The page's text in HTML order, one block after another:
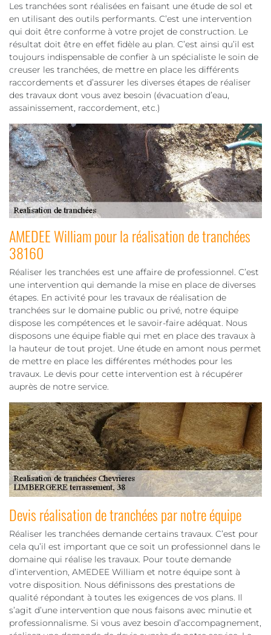
Les tranchées sont réalisées en faisant une étude de sol et
en utilisant des outils performants. C’est une intervention
qui doit être conforme à votre projet de construction. Le
résultat doit être en effet fidèle au plan. C’est ainsi qu’il est
toujours indispensable de confier à un spécialiste le soin de
creuser les tranchées, de mettre en place les différents
raccordements et d’assurer les diverses étapes de réaliser
des travaux dont vous avez besoin (évacuation d’eau,
assainissement, raccordement, etc.)
AMEDEE William pour la réalisation de tranchées
38160
Réaliser les tranchées est une affaire de professionnel. C’est
une intervention qui demande la mise en place de diverses
étapes. En activité pour les travaux de réalisation de
tranchées sur le domaine public ou privé, notre équipe
dispose les compétences et le savoir-faire adéquat. Nous
disposons une équipe fiable qui met en place des travaux à
la hauteur de tout projet. Une étude en amont nous permet
de mettre en place les différentes méthodes pour les
travaux. Le devis pour cette intervention est à récupérer
auprès de notre service.
Devis réalisation de tranchées par notre équipe
Réaliser les tranchées demande certains travaux. C’est pour
cela qu’il est important que ce soit un professionnel dans le
domaine qui réalise les travaux. Pour toute demande
d’intervention, AMEDEE William et notre équipe sont à
votre disposition. Nous définissons des prestations de
qualité répondant à toutes les exigences de vos plans. Il
s’agit d’une intervention que nous faisons avec minutie et
professionnalisme. Si vous avez besoin d’accompagnement,